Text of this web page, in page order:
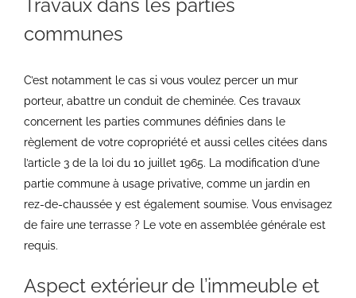
Travaux dans les parties
communes
C’est notamment le cas si vous voulez percer un mur
porteur, abattre un conduit de cheminée. Ces travaux
concernent les parties communes définies dans le
règlement de votre copropriété et aussi celles citées dans
l’article 3 de la loi du 10 juillet 1965. La modification d’une
partie commune à usage privative, comme un jardin en
rez-de-chaussée y est également soumise. Vous envisagez
de faire une terrasse ? Le vote en assemblée générale est
requis.
Aspect extérieur de l’immeuble et